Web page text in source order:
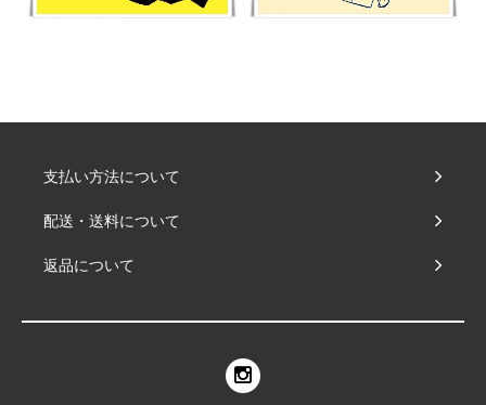
支払い方法について
配送・送料について
返品について